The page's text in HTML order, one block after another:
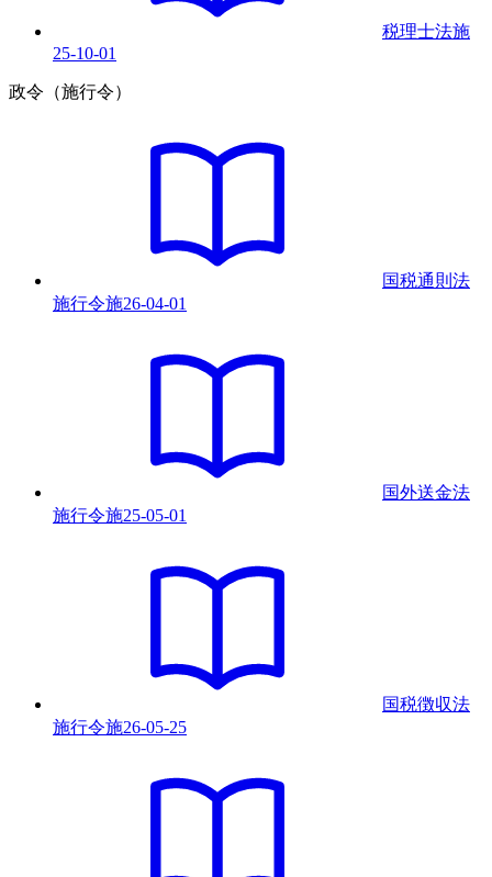
税理士法施
25-10-01
政令（施行令）
国税通則法
施行令施26-04-01
国外送金法
施行令施25-05-01
国税徴収法
施行令施26-05-25